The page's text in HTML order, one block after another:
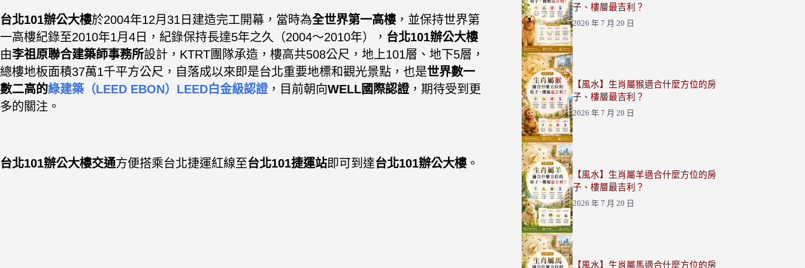
台北101辦公大樓於2004年12月31日建造完工開幕，當時為全世界第一高樓 ，並保持世界第
一高樓紀錄至2010年1月4日，紀錄保持長達5年之久（2004～2010年）， 台北101辦公大樓
由李祖原聯合建築師事務所設計，KTRT團隊承造，樓高共508公尺，地上101層、地下5層，
總樓地板面積37萬1千平方公尺，自落成以來即是台北重要地標和觀光景點，也是世界數一
數二高的綠建築（LEED EBON）LEED白金級認證，目前朝向WELL國際認證，期待受到更
多的關注。
台北101辦公大樓交通方便搭乘台北捷運紅線至台北101捷運站即可到達台北101辦公大樓 。
子、樓層最吉利？
2026 年 7 月 20 日
【風水】生肖屬猴適合什麼方位的房
子、樓層最吉利？
2026 年 7 月 20 日
【風水】生肖屬羊適合什麼方位的房
子、樓層最吉利？
2026 年 7 月 20 日
【風水】生肖屬馬適合什麼方位的房